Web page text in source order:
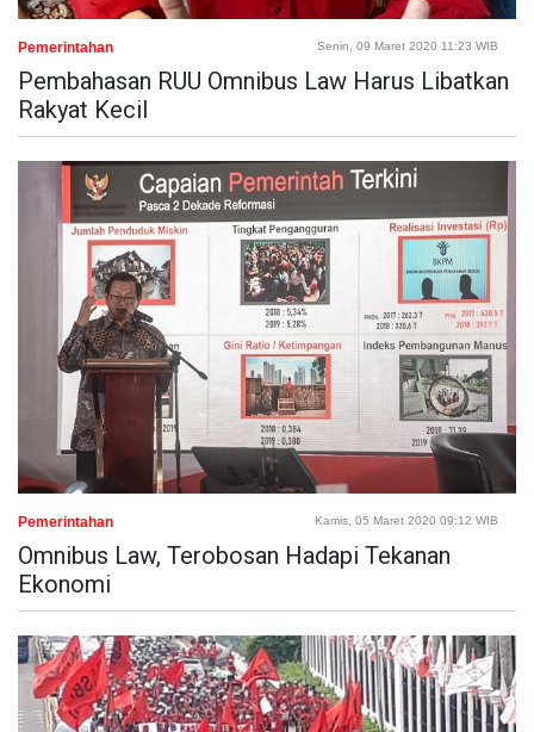
Pemerintahan Senin, 09 Maret 2020 11:23 WIB
Pembahasan RUU Omnibus Law Harus Libatkan
Rakyat Kecil
Pemerintahan Kamis, 05 Maret 2020 09:12 WIB
Omnibus Law, Terobosan Hadapi Tekanan
Ekonomi